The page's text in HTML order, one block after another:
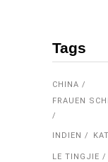
Tags
CHINA
FRAUEN
INDIEN
LE TINGJIE